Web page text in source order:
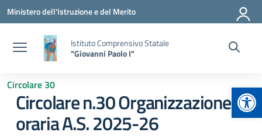
Vai ai contenuti
Vai al menu di navigazione
Vai al footer
Ministero dell'Istruzione e del Merito
Istituto Comprensivo Statale
"Giovanni Paolo I"
Circolare 30
Circolare n.30 Organizzazione
oraria A.S. 2025-26